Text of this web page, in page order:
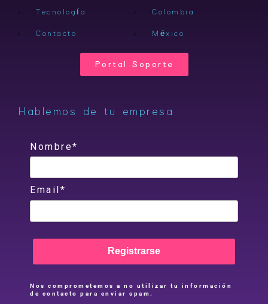
Tecnología
Contacto
Colombia
México
Portal Soporte
Hablemos de tu empresa
Nombre*
Email*
Registrarse
Nos comprometemos a no utilizar tu información
de contacto para enviar spam.